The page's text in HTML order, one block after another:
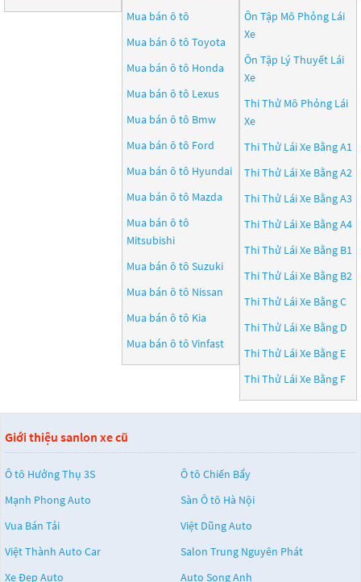
Mua bán ô tô
Mua bán ô tô Toyota
Mua bán ô tô Honda
Mua bán ô tô Lexus
Mua bán ô tô Bmw
Mua bán ô tô Ford
Mua bán ô tô Hyundai
Mua bán ô tô Mazda
Mua bán ô tô
Mitsubishi
Mua bán ô tô Suzuki
Mua bán ô tô Nissan
Mua bán ô tô Kia
Mua bán ô tô Vinfast
Ôn Tập Mô Phỏng Lái
Xe
Ôn Tập Lý Thuyết Lái
Xe
Thi Thử Mô Phỏng Lái
Xe
Thi Thử Lái Xe Bằng A1
Thi Thử Lái Xe Bằng A2
Thi Thử Lái Xe Bằng A3
Thi Thử Lái Xe Bằng A4
Thi Thử Lái Xe Bằng B1
Thi Thử Lái Xe Bằng B2
Thi Thử Lái Xe Bằng C
Thi Thử Lái Xe Bằng D
Thi Thử Lái Xe Bằng E
Thi Thử Lái Xe Bằng F
Giới thiệu sanlon xe cũ
Ô tô Hưởng Thụ 3S
Ô tô Chiến Bẩy
Mạnh Phong Auto
Sàn Ô tô Hà Nội
Vua Bán Tải
Việt Dũng Auto
Việt Thành Auto Car
Salon Trung Nguyên Phát
Xe Đẹp Auto
Auto Song Anh